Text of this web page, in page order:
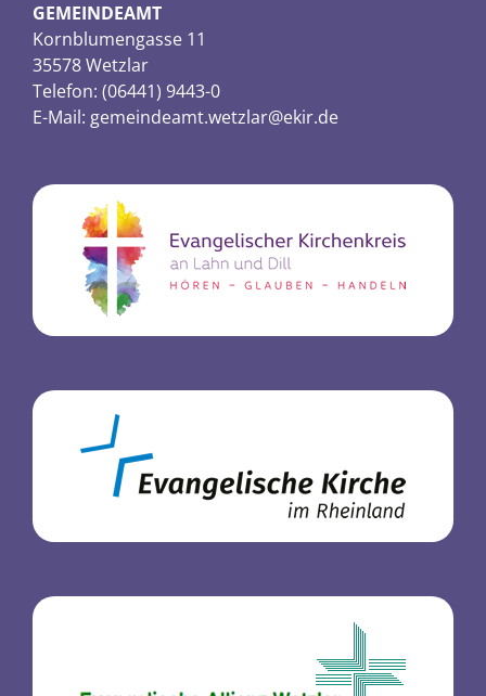
GEMEINDEAMT
Kornblumengasse 11
35578 Wetzlar
Telefon: (06441) 9443-0
E-Mail: gemeindeamt.wetzlar@ekir.de